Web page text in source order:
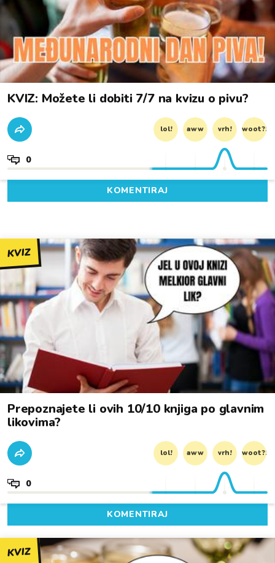
KVIZ: Možete li dobiti 7/7 na kvizu o pivu?
lol! aww vrh! woot?!
0
KOMENTIRAJ
KVIZ
Prepoznajete li ovih 10/10 knjiga po glavnim
likovima?
lol! aww vrh! woot?!
0
KOMENTIRAJ
KVIZ